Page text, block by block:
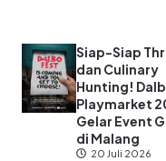
Siap-Siap
dan Culinary
Hunting!
Playmarket
Gelar Event
di Malang
20 Juli 2026